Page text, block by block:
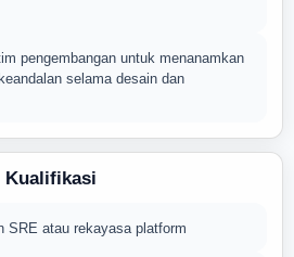
pengembangan untuk menanamkan
selama desain dan
Kualifikasi
SRE atau rekayasa platform